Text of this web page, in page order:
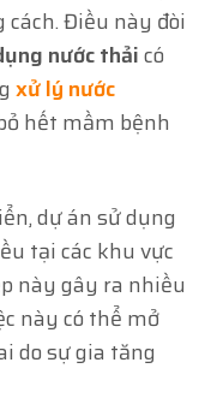
Điều này đòi
nước thảicó
xử lý nước
hết mầm bệnh
dự án sử dụng
tại các khu vực
này gây ra nhiều
này có thể mở
do sự gia tăng